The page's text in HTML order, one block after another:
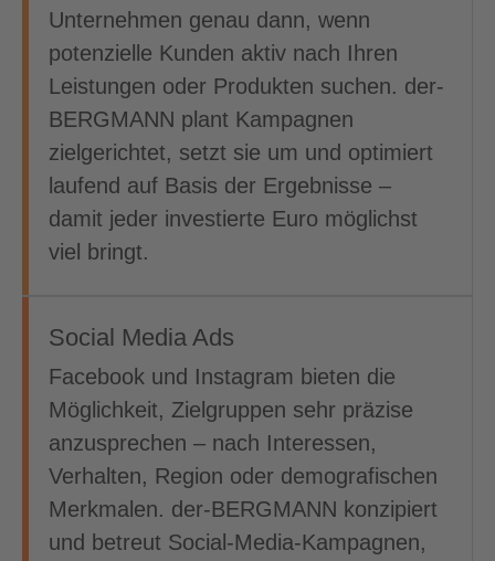
Unternehmen genau dann, wenn
potenzielle Kunden aktiv nach Ihren
Leistungen oder Produkten suchen. der-
BERGMANN plant Kampagnen
zielgerichtet, setzt sie um und optimiert
laufend auf Basis der Ergebnisse –
damit jeder investierte Euro möglichst
viel bringt.
Social Media Ads
Facebook und Instagram bieten die
Möglichkeit, Zielgruppen sehr präzise
anzusprechen – nach Interessen,
Verhalten, Region oder demografischen
Merkmalen. der-BERGMANN konzipiert
und betreut Social-Media-Kampagnen,